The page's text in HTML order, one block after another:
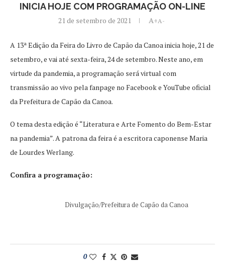
INICIA HOJE COM PROGRAMAÇÃO ON-LINE
21 de setembro de 2021 A+A-
A 13ª Edição da Feira do Livro de Capão da Canoa inicia hoje, 21 de
setembro, e vai até sexta-feira, 24 de setembro. Neste ano, em
virtude da pandemia, a programação será virtual com
transmissão ao vivo pela fanpage no Facebook e YouTube oficial
da Prefeitura de Capão da Canoa.
O tema desta edição é “Literatura e Arte Fomento do Bem-Estar
na pandemia”. A patrona da feira é a escritora caponense Maria
de Lourdes Werlang.
Confira a programação:
Divulgação/Prefeitura de Capão da Canoa
0